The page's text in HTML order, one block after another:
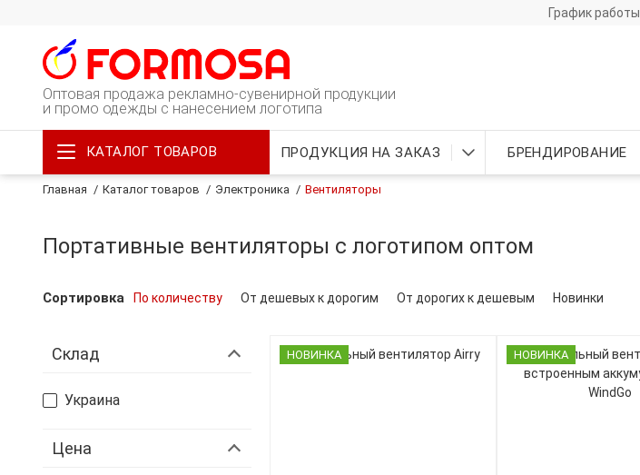
График работы
Оптовая продажа рекламно-сувенирной продукции
и промо одежды с нанесением логотипа
КАТАЛОГ ТОВАРОВ ПРОДУКЦИЯ НА ЗАКАЗ БРЕНДИРОВАНИЕ
Главная Каталог товаров Электроника Вентиляторы
Портативные вентиляторы с логотипом оптом
Сортировка По количеству От дешевых к дорогим От дорогих к дешевым Новинки
Склад
Украина
Цена
НОВИНКА НОВИНКА